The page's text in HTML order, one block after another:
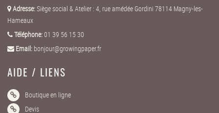
Adresse:Siège social & Atelier : 4, rue amédée Gordini 78114 Magny-les-
Hameaux
Téléphone:01 39 56 15 30
Email: bonjour@growingpaper.fr
AIDE / LIENS
Boutique en ligne
Devis